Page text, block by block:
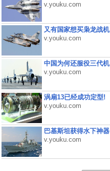
v.youku.com
又有国家想买枭龙战机
v.youku.com
中国为何还服役三代机
v.youku.com
涡扇13已经成功定型!
v.youku.com
巴基斯坦获得水下神器
v.youku.com